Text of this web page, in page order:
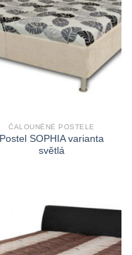
ČALOUNĚNÉ POSTELE
Postel SOPHIA varianta
světlá